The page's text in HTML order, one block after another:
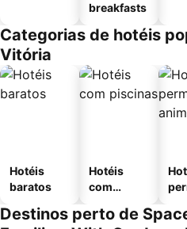
breakfasts
Categorias de hotéis
Vitória
Hotéis
baratos
Hotéis
com
Destinos perto de